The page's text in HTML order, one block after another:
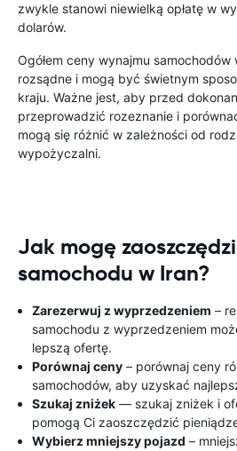
zwykle stanowi niewielką opłatę w
dolarów.
Ogółem ceny wynajmu samochodów
rozsądne i mogą być świetnym
kraju. Ważne jest, aby przed
przeprowadzić rozeznanie i
mogą się różnić w zależności od
wypożyczalni.
Jak mogę
samochodu w Iran?
Zarezerwuj z wyprzedzeniem –
samochodu z wyprzedzeniem
lepszą ofertę.
Porównaj ceny – porównaj ceny
samochodów, aby uzyskać
Szukaj zniżek — szukaj zniżek i
pomogą Ci zaoszczędzić
Wybierz mniejszy pojazd –